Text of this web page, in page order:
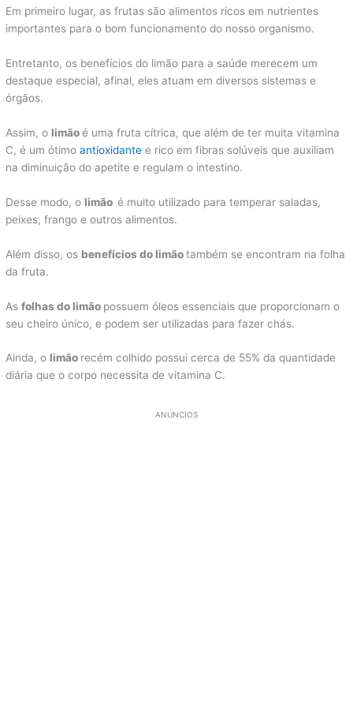
Em primeiro lugar, as frutas são alimentos ricos em nutrientes
importantes para o bom funcionamento do nosso organismo.
Entretanto, os benefícios do limão para a saúde merecem um
destaque especial, afinal, eles atuam em diversos sistemas e
órgãos.
Assim, o limãoé uma fruta cítrica, que além de ter muita vitamina
C, é um ótimoantioxidante e rico em fibras solúveis que auxiliam
na diminuição do apetite e regulam o intestino.
Desse modo, o limãoé muito utilizado para temperar saladas,
peixes, frango e outros alimentos.
Além disso, os benefícios do limãotambém se encontram na folha
da fruta.
Asfolhas do limão possuem óleos essenciais que proporcionam o
seu cheiro único, e podem ser utilizadas para fazer chás.
Ainda, o limão recém colhido possui cerca de 55% da quantidade
diária que o corpo necessita de vitamina C.
ANÚNCIOS